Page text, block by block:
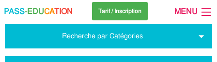
PASS-EDUCATION Tarif / Inscription MENU
Recherche par Catégories